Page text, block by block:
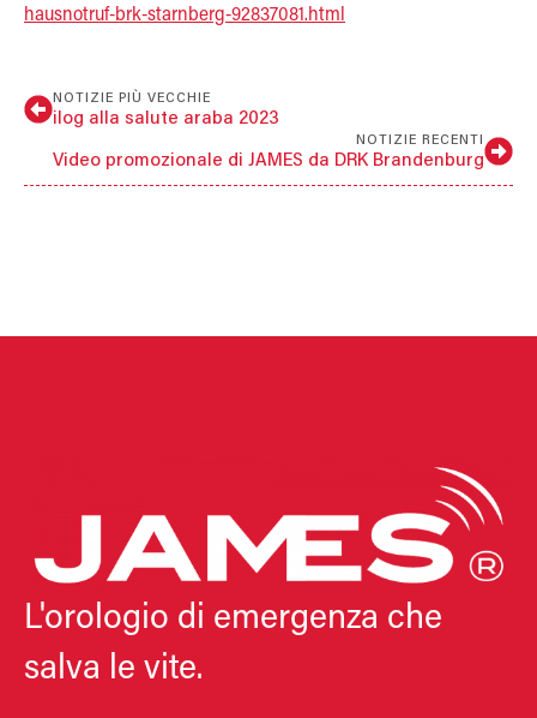
hausnotruf-brk-starnberg-92837081.html
NOTIZIE PIÙ VECCHIE
ilog alla salute araba 2023
NOTIZIE RECENTI
Video promozionale di JAMES da DRK Brandenburg
L'orologio di emergenza che
salva le vite.